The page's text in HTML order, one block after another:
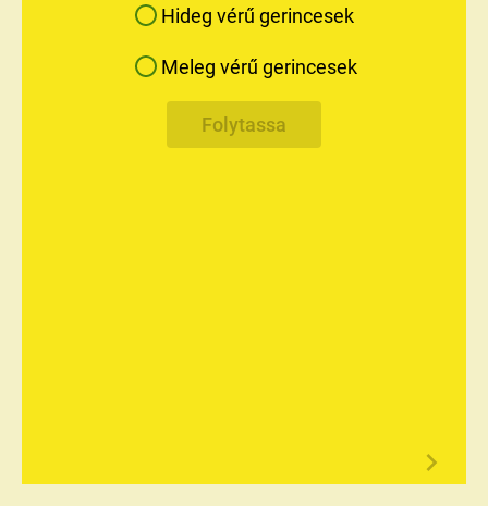
Végtagjai úszólapáttá alakultak
A vízben erős farkuk segítségével változtatják
Hideg vérű gerincesek
Meleg vérű gerincesek
Folytassa